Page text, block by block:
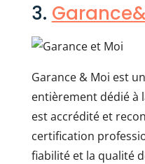
3.
Garance & Moi est
entièrement dédié à
est accrédité et
certification
fiabilité et la qualité